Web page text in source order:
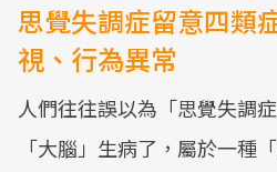
思覺失調症留意四類
視、行為異常
人們往往誤以為「思覺失調
「大腦」生病了，屬於一種